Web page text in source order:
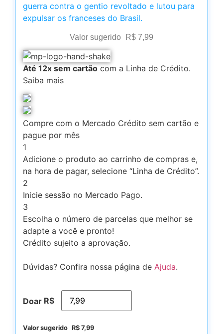
guerra contra o gentio revoltado e lutou para
expulsar os franceses do Brasil.
Valor sugerido R$ 7,99
Até 12x sem cartão com a Linha de Crédito.
Saiba mais
Compre com o Mercado Crédito sem cartão e
pague por mês
1
Adicione o produto ao carrinho de compras e,
na hora de pagar, selecione “Linha de Crédito”.
2
Inicie sessão no Mercado Pago.
3
Escolha o número de parcelas que melhor se
adapte a você e pronto!
Crédito sujeito a aprovação.
Dúvidas? Confira nossa página de Ajuda.
Doar R$
Valor sugerido R$ 7,99